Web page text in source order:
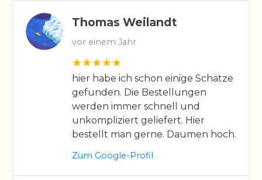
Thomas Weilandt
vor einem Jahr
hier habe ich schon einige Schätze
gefunden. Die Bestellungen
werden immer schnell und
unkompliziert geliefert. Hier
bestellt man gerne. Daumen hoch.
Zum Google-Profil